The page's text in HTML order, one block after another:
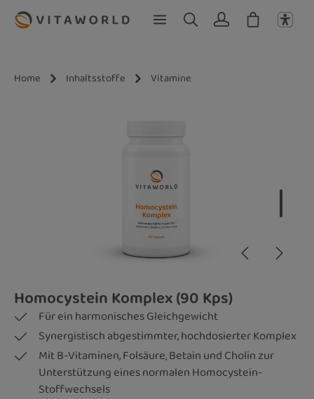
Zum Hauptinhalt springen
Home Inhaltsstoffe Vitamine
Homocystein Komplex (90 Kps)
Für ein harmonisches Gleichgewicht
Synergistisch abgestimmter, hochdosierter Komplex
Mit B-Vitaminen, Folsäure, Betain und Cholin zur
Unterstützung eines normalen Homocystein-
Stoffwechsels